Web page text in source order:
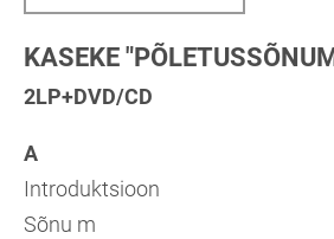
KASEKE
2LP+DVD/CD
A
Introduktsioon
Sõnu m